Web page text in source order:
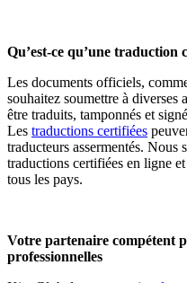
Qu’est-ce qu’une traduction
Les documents officiels,
souhaitez soumettre à diverses
être traduits, tamponnés et
Les traductions certifiées
traducteurs assermentés. Nous
traductions certifiées en ligne
tous les pays.
Votre partenaire compétent
professionnelles